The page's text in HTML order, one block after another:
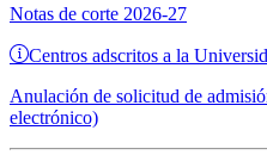
Notas de corte 2026-27
Centros adscritos a la
Anulación de solicitud de
electrónico)